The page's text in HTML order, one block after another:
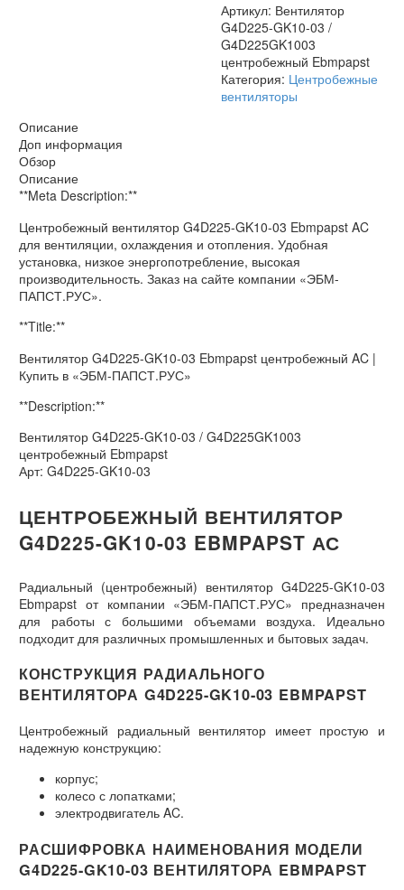
Артикул: Вентилятор
G4D225-GK10-03 /
G4D225GK1003
центробежный Ebmpapst
Категория: Центробежные
вентиляторы
Описание
Доп информация
Обзор
Описание
**Meta Description:**
Центробежный вентилятор G4D225-GK10-03 Ebmpapst AC
для вентиляции, охлаждения и отопления. Удобная
установка, низкое энергопотребление, высокая
производительность. Заказ на сайте компании «ЭБМ-
ПАПСТ.РУС».
**Title:**
Вентилятор G4D225-GK10-03 Ebmpapst центробежный AC |
Купить в «ЭБМ-ПАПСТ.РУС»
**Description:**
Вентилятор G4D225-GK10-03 / G4D225GK1003
центробежный Ebmpapst
Арт: G4D225-GK10-03
ЦЕНТРОБЕЖНЫЙ ВЕНТИЛЯТОР
G4D225-GK10-03 EBMPAPST АС
Радиальный (центробежный) вентилятор G4D225-GK10-03
Ebmpapst от компании «ЭБМ-ПАПСТ.РУС» предназначен
для работы с большими объемами воздуха. Идеально
подходит для различных промышленных и бытовых задач.
КОНСТРУКЦИЯ РАДИАЛЬНОГО
ВЕНТИЛЯТОРА G4D225-GK10-03 EBMPAPST
Центробежный радиальный вентилятор имеет простую и
надежную конструкцию:
корпус;
колесо с лопатками;
электродвигатель AC.
РАСШИФРОВКА НАИМЕНОВАНИЯ МОДЕЛИ
G4D225-GK10-03 ВЕНТИЛЯТОРА EBMPAPST